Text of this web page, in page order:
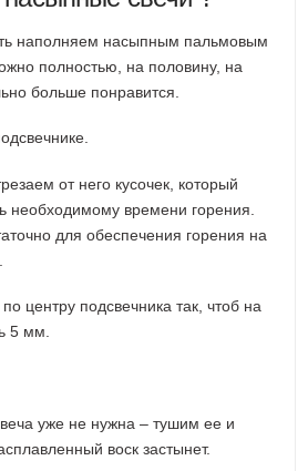
наполняем насыпным пальмовым
полностью, на половину, на
больше понравится.
от него кусочек, который
необходимому времени горения.
для обеспечения горения на
центру подсвечника так, чтоб на
5 мм.
уже не нужна – тушим ее и
воск застынет.